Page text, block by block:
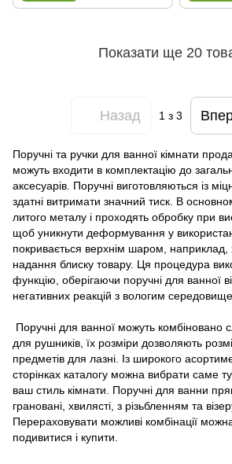
Показати ще 20
Назад 1з 3
Поручні та ручки для ванної кімнати
можуть входити в комплектацію до
аксесуарів. Поручні виготовляються із
здатні витримати значний тиск. В
литого металу і проходять обробку при
щоб уникнути деформування у
покривається верхнім шаром, наприклад,
надання блиску товару. Ця процедура
функцію, оберігаючи поручні для ванної
негативних реакцій з вологим
Поручні для ванної можуть комбіновано
для рушників, їх розміри дозволяють
предметів для лазні. Із широкого
сторінках каталогу можна вибрати саме
ваш стиль кімнати. Поручні для ванни
грановані, хвилясті, з різьбленням та
Перераховувати можливі комбінації
подивитися і купити.